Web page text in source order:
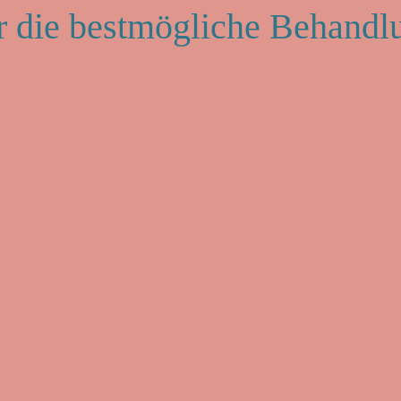
die bestmögliche